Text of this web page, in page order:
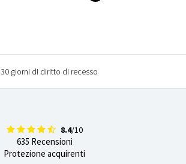
30 giorni di diritto di recesso
8.4/10
635 Recensioni
Protezione acquirenti